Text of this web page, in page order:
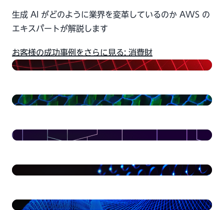
生成 AI がどのように業界を変革しているのか AWS の
エキスパートが解説します
お客様の成功事例をさらに見る: 消費財
生成 AI を使用してデータからインサイトを得
る方法
ください
をご覧ください
築
スケースを実現する方法
ョンの未来